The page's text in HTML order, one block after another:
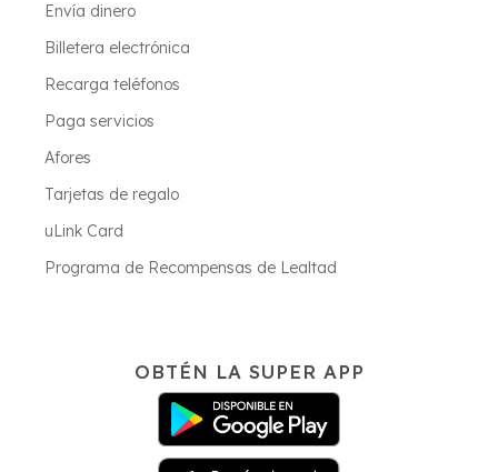
Envía dinero
Billetera electrónica
Recarga teléfonos
Paga servicios
Afores
Tarjetas de regalo
uLink Card
Programa de Recompensas de Lealtad
OBTÉN LA SUPER APP